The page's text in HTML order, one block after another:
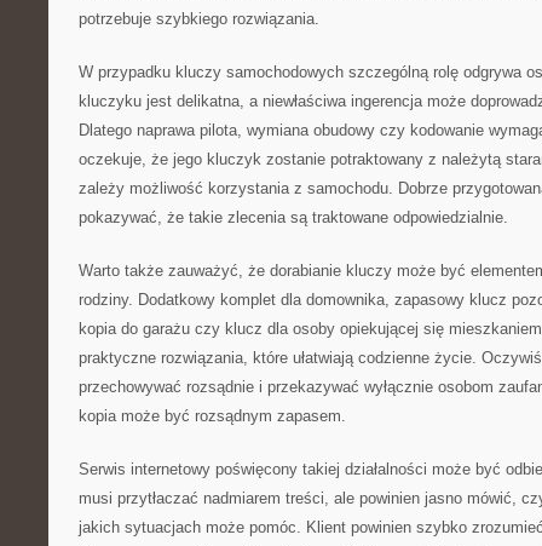
potrzebuje szybkiego rozwiązania.
W przypadku kluczy samochodowych szczególną rolę odgrywa
kluczyku jest delikatna, a niewłaściwa ingerencja może
Dlatego naprawa pilota, wymiana obudowy czy kodowanie
oczekuje, że jego kluczyk zostanie potraktowany z należytą
zależy możliwość korzystania z samochodu. Dobrze
pokazywać, że takie zlecenia są traktowane odpowiedzialnie.
Warto także zauważyć, że dorabianie kluczy może być
rodziny. Dodatkowy komplet dla domownika, zapasowy klucz
kopia do garażu czy klucz dla osoby opiekującej się
praktyczne rozwiązania, które ułatwiają codzienne życie.
przechowywać rozsądnie i przekazywać wyłącznie osobom
kopia może być rozsądnym zapasem.
Serwis internetowy poświęcony takiej działalności może być
musi przytłaczać nadmiarem treści, ale powinien jasno mówić,
jakich sytuacjach może pomóc. Klient powinien szybko